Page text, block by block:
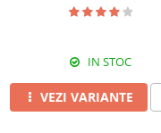
IN STOC
VEZI VARIANTE